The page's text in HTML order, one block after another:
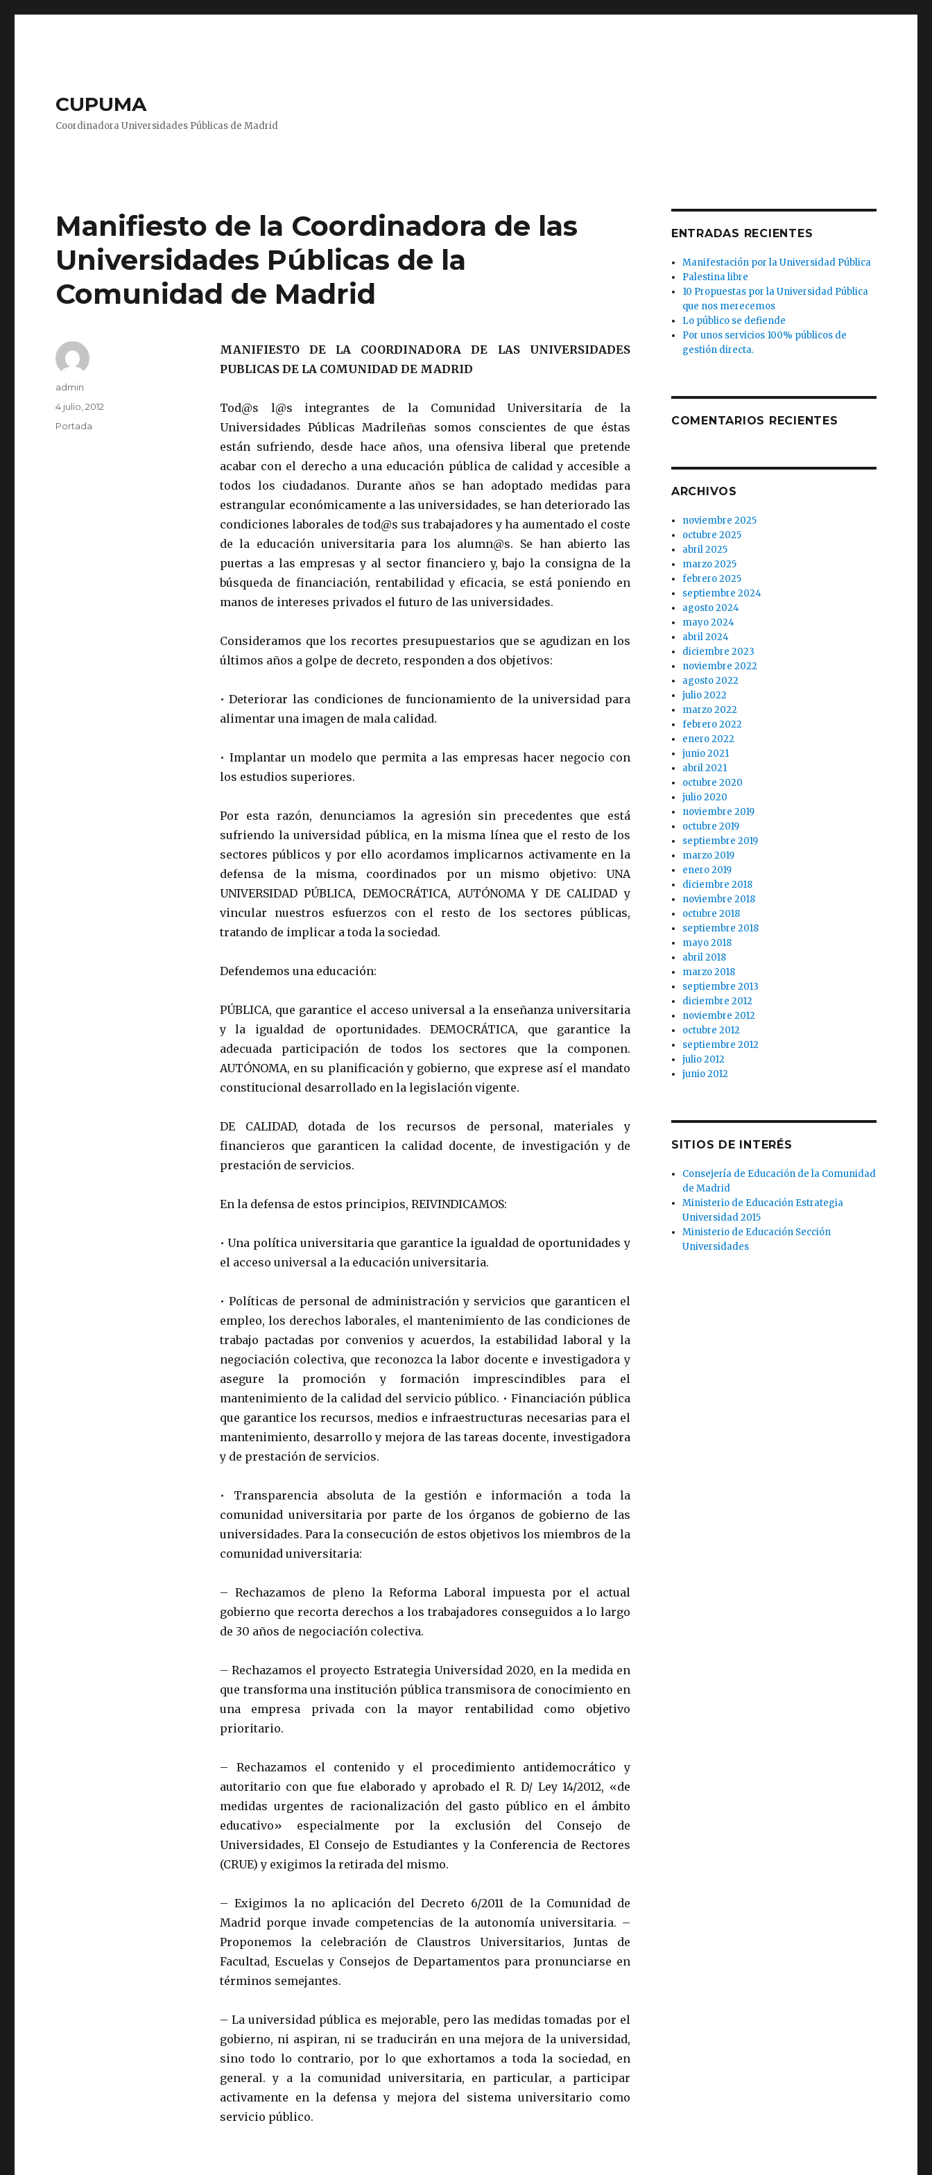
CUPUMA
Coordinadora Universidades Públicas de Madrid
Manifiesto de la Coordinadora de las
Universidades Públicas de la
Comunidad de Madrid
MANIFIESTO DE LA COORDINADORA DE LAS UNIVERSIDADES
PUBLICAS DE LA COMUNIDAD DE MADRID
Tod@s l@s integrantes de la Comunidad Universitaria de la
Universidades Públicas Madrileñas somos conscientes de que éstas
están sufriendo, desde hace años, una ofensiva liberal que pretende
acabar con el derecho a una educación pública de calidad y accesible a
todos los ciudadanos. Durante años se han adoptado medidas para
estrangular económicamente a las universidades, se han deteriorado las
condiciones laborales de tod@s sus trabajadores y ha aumentado el coste
de la educación universitaria para los alumn@s. Se han abierto las
puertas a las empresas y al sector financiero y, bajo la consigna de la
búsqueda de financiación, rentabilidad y eficacia, se está poniendo en
manos de intereses privados el futuro de las universidades.
Consideramos que los recortes presupuestarios que se agudizan en los
últimos años a golpe de decreto, responden a dos objetivos:
• Deteriorar las condiciones de funcionamiento de la universidad para
alimentar una imagen de mala calidad.
• Implantar un modelo que permita a las empresas hacer negocio con
los estudios superiores.
Por esta razón, denunciamos la agresión sin precedentes que está
sufriendo la universidad pública, en la misma línea que el resto de los
sectores públicos y por ello acordamos implicarnos activamente en la
defensa de la misma, coordinados por un mismo objetivo: UNA
UNIVERSIDAD PÚBLICA, DEMOCRÁTICA, AUTÓNOMA Y DE CALIDAD y
vincular nuestros esfuerzos con el resto de los sectores públicas,
tratando de implicar a toda la sociedad.
Defendemos una educación:
PÚBLICA, que garantice el acceso universal a la enseñanza universitaria
y la igualdad de oportunidades. DEMOCRÁTICA, que garantice la
adecuada participación de todos los sectores que la componen.
AUTÓNOMA, en su planificación y gobierno, que exprese así el mandato
constitucional desarrollado en la legislación vigente.
DE CALIDAD, dotada de los recursos de personal, materiales y
financieros que garanticen la calidad docente, de investigación y de
prestación de servicios.
En la defensa de estos principios, REIVINDICAMOS:
• Una política universitaria que garantice la igualdad de oportunidades y
el acceso universal a la educación universitaria.
• Políticas de personal de administración y servicios que garanticen el
empleo, los derechos laborales, el mantenimiento de las condiciones de
trabajo pactadas por convenios y acuerdos, la estabilidad laboral y la
negociación colectiva, que reconozca la labor docente e investigadora y
asegure la promoción y formación imprescindibles para el
mantenimiento de la calidad del servicio público. • Financiación pública
que garantice los recursos, medios e infraestructuras necesarias para el
mantenimiento, desarrollo y mejora de las tareas docente, investigadora
y de prestación de servicios.
• Transparencia absoluta de la gestión e información a toda la
comunidad universitaria por parte de los órganos de gobierno de las
universidades. Para la consecución de estos objetivos los miembros de la
comunidad universitaria:
– Rechazamos de pleno la Reforma Laboral impuesta por el actual
gobierno que recorta derechos a los trabajadores conseguidos a lo largo
de 30 años de negociación colectiva.
– Rechazamos el proyecto Estrategia Universidad 2020, en la medida en
que transforma una institución pública transmisora de conocimiento en
una empresa privada con la mayor rentabilidad como objetivo
prioritario.
– Rechazamos el contenido y el procedimiento antidemocrático y
autoritario con que fue elaborado y aprobado el R. D/ Ley 14/2012, «de
medidas urgentes de racionalización del gasto público en el ámbito
educativo» especialmente por la exclusión del Consejo de
Universidades, El Consejo de Estudiantes y la Conferencia de Rectores
(CRUE) y exigimos la retirada del mismo.
– Exigimos la no aplicación del Decreto 6/2011 de la Comunidad de
Madrid porque invade competencias de la autonomía universitaria. –
Proponemos la celebración de Claustros Universitarios, Juntas de
Facultad, Escuelas y Consejos de Departamentos para pronunciarse en
términos semejantes.
– La universidad pública es mejorable, pero las medidas tomadas por el
gobierno, ni aspiran, ni se traducirán en una mejora de la universidad,
sino todo lo contrario, por lo que exhortamos a toda la sociedad, en
general. y a la comunidad universitaria, en particular, a participar
activamente en la defensa y mejora del sistema universitario como
servicio público.
Autor
admin
Publicado
4 julio, 2012
Categorías
Portada
ENTRADAS RECIENTES
Manifestación por la Universidad Pública
Palestina libre
10 Propuestas por la Universidad Pública
que nos merecemos
Lo público se defiende
Por unos servicios 100% públicos de
gestión directa.
COMENTARIOS RECIENTES
ARCHIVOS
noviembre 2025
octubre 2025
abril 2025
marzo 2025
febrero 2025
septiembre 2024
agosto 2024
mayo 2024
abril 2024
diciembre 2023
noviembre 2022
agosto 2022
julio 2022
marzo 2022
febrero 2022
enero 2022
junio 2021
abril 2021
octubre 2020
julio 2020
noviembre 2019
octubre 2019
septiembre 2019
marzo 2019
enero 2019
diciembre 2018
noviembre 2018
octubre 2018
septiembre 2018
mayo 2018
abril 2018
marzo 2018
septiembre 2013
diciembre 2012
noviembre 2012
octubre 2012
septiembre 2012
julio 2012
junio 2012
SITIOS DE INTERÉS
Consejería de Educación de la Comunidad
de Madrid
Ministerio de Educación Estrategia
Universidad 2015
Ministerio de Educación Sección
Universidades